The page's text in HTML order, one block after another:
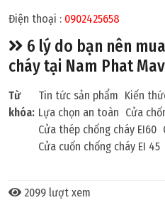
Điện thoại : 0902425658
6 lý do bạn nên
cháy tại Nam Phat
Từ
khóa:
Tin tức sản phẩm Kiến
Lựa chọn an toàn Cửa
Cửa thép chống cháy EI60
Cửa cuốn chống cháy EI 45
2099 lượt xem